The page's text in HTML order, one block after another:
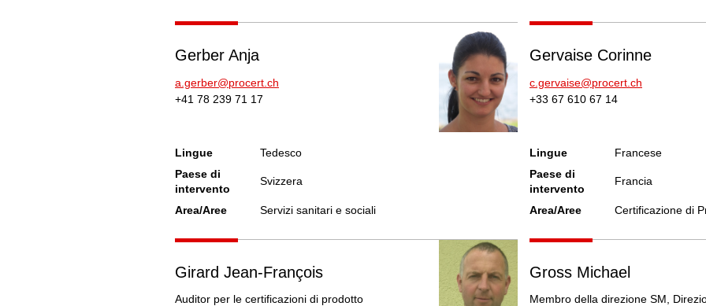
Gerber Anja
a.gerber@procert.ch
+41 78 239 71 17
Lingue
Tedesco
Paese di
intervento
Svizzera
Area/Aree Servizi sanitari e sociali
Gervaise Corinne
c.gervaise@procert.ch
+33 67 610 67 14
Lingue
Francese
Paese di
intervento
Francia
Area/Aree Certificazione di
Girard Jean-François
Auditor per le certificazioni di prodotto
Gross Michael
Membro della direzione SM,